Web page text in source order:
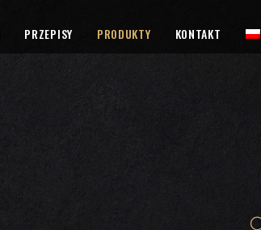
PRZEPISY PRODUKTY KONTAKT